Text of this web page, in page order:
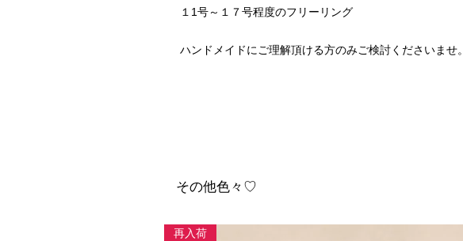
１1号～１７号程度のフリーリング
ハンドメイドにご理解頂ける方のみご検討くださいませ。
その他色々♡
再入荷